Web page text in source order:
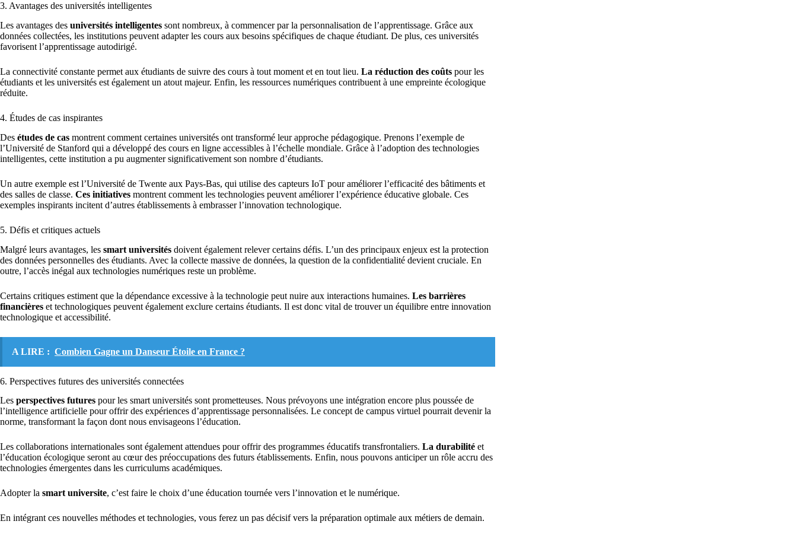
3. Avantages des universités intelligentes
Les avantages des universités intelligentes sont nombreux, à commencer par la personnalisation de l’apprentissage. Grâce aux
données collectées, les institutions peuvent adapter les cours aux besoins spécifiques de chaque étudiant. De plus, ces universités
favorisent l’apprentissage autodirigé.
La connectivité constante permet aux étudiants de suivre des cours à tout moment et en tout lieu. La réduction des coûts pour les
étudiants et les universités est également un atout majeur. Enfin, les ressources numériques contribuent à une empreinte écologique
réduite.
4. Études de cas inspirantes
Des études de cas montrent comment certaines universités ont transformé leur approche pédagogique. Prenons l’exemple de
l’Université de Stanford qui a développé des cours en ligne accessibles à l’échelle mondiale. Grâce à l’adoption des technologies
intelligentes, cette institution a pu augmenter significativement son nombre d’étudiants.
Un autre exemple est l’Université de Twente aux Pays-Bas, qui utilise des capteurs IoT pour améliorer l’efficacité des bâtiments et
des salles de classe. Ces initiatives montrent comment les technologies peuvent améliorer l’expérience éducative globale. Ces
exemples inspirants incitent d’autres établissements à embrasser l’innovation technologique.
5. Défis et critiques actuels
Malgré leurs avantages, les smart universités doivent également relever certains défis. L’un des principaux enjeux est la protection
des données personnelles des étudiants. Avec la collecte massive de données, la question de la confidentialité devient cruciale. En
outre, l’accès inégal aux technologies numériques reste un problème.
Certains critiques estiment que la dépendance excessive à la technologie peut nuire aux interactions humaines. Les barrières
financières et technologiques peuvent également exclure certains étudiants. Il est donc vital de trouver un équilibre entre innovation
technologique et accessibilité.
A LIRE : Combien Gagne un Danseur Étoile en France ?
6. Perspectives futures des universités connectées
Les perspectives futures pour les smart universités sont prometteuses. Nous prévoyons une intégration encore plus poussée de
l’intelligence artificielle pour offrir des expériences d’apprentissage personnalisées. Le concept de campus virtuel pourrait devenir la
norme, transformant la façon dont nous envisageons l’éducation.
Les collaborations internationales sont également attendues pour offrir des programmes éducatifs transfrontaliers. La durabilité et
l’éducation écologique seront au cœur des préoccupations des futurs établissements. Enfin, nous pouvons anticiper un rôle accru des
technologies émergentes dans les curriculums académiques.
Adopter la smart universite, c’est faire le choix d’une éducation tournée vers l’innovation et le numérique.
En intégrant ces nouvelles méthodes et technologies, vous ferez un pas décisif vers la préparation optimale aux métiers de demain.